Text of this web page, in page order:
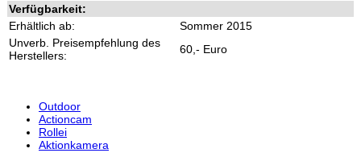
Verfügbarkeit:
Erhältlich ab:
Sommer 2015
Unverb. Preisempfehlung des
Herstellers:
60,- Euro
Outdoor
Actioncam
Rollei
Aktionkamera